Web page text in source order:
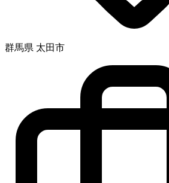
群馬県 太田市